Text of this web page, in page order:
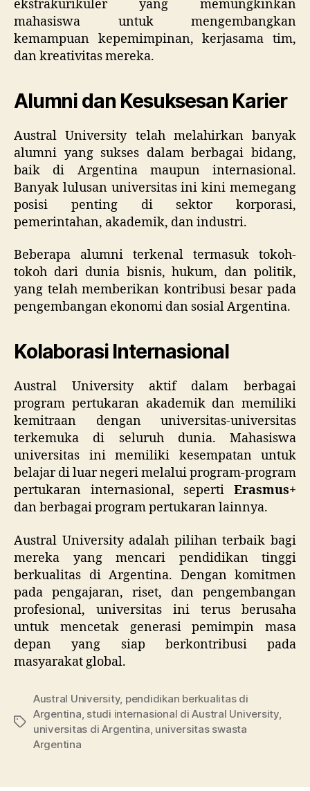
ekstrakurikuler yang memungkinkan
mahasiswa untuk mengembangkan
kemampuan kepemimpinan, kerjasama tim,
dan kreativitas mereka.
Alumni dan Kesuksesan Karier
Austral University telah melahirkan banyak
alumni yang sukses dalam berbagai bidang,
baik di Argentina maupun internasional.
Banyak lulusan universitas ini kini memegang
posisi penting di sektor korporasi,
pemerintahan, akademik, dan industri.
Beberapa alumni terkenal termasuk tokoh-
tokoh dari dunia bisnis, hukum, dan politik,
yang telah memberikan kontribusi besar pada
pengembangan ekonomi dan sosial Argentina.
Kolaborasi Internasional
Austral University aktif dalam berbagai
program pertukaran akademik dan memiliki
kemitraan dengan universitas-universitas
terkemuka di seluruh dunia. Mahasiswa
universitas ini memiliki kesempatan untuk
belajar di luar negeri melalui program-program
pertukaran internasional, seperti Erasmus+
dan berbagai program pertukaran lainnya.
Austral University adalah pilihan terbaik bagi
mereka yang mencari pendidikan tinggi
berkualitas di Argentina. Dengan komitmen
pada pengajaran, riset, dan pengembangan
profesional, universitas ini terus berusaha
untuk mencetak generasi pemimpin masa
depan yang siap berkontribusi pada
masyarakat global.
Tags
Austral University, pendidikan berkualitas di
Argentina, studi internasional di Austral University,
universitas di Argentina, universitas swasta
Argentina